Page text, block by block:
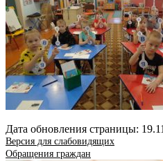
Дата обновления страницы:
Версия для слабовидящих
Обращения граждан